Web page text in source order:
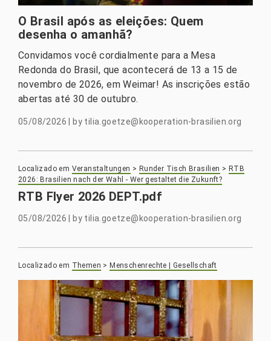
O Brasil após as eleições: Quem
desenha o amanhã?
Convidamos você cordialmente para a Mesa
Redonda do Brasil, que acontecerá de 13 a 15 de
novembro de 2026, em Weimar! As inscrições estão
abertas até 30 de outubro.
05/08/2026 by tilia.goetze@kooperation-brasilien.org
Localizado em Veranstaltungen > Runder Tisch Brasilien > RTB
2026: Brasilien nach der Wahl - Wer gestaltet die Zukunft?
RTB Flyer 2026 DEPT.pdf
05/08/2026 by tilia.goetze@kooperation-brasilien.org
Localizado em Themen > Menschenrechte | Gesellschaft